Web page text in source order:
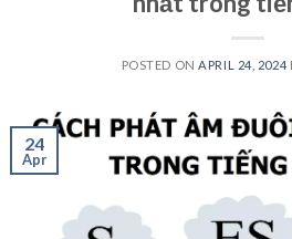
POSTED ON APRIL 24, 2024
24
Apr